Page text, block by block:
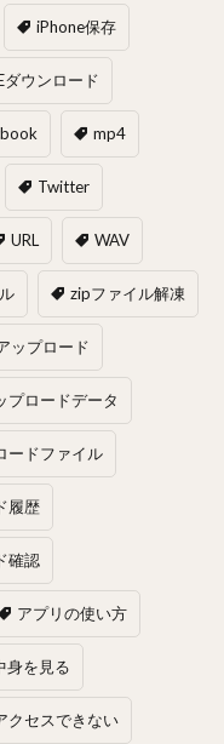
iPhone保存
ダウンロード
mp4
Twitter
URL WAV
zipファイル解凍
ップロード
プロードデータ
ードファイル
履歴
確認
アプリの使い方
身を見る
クセスできない